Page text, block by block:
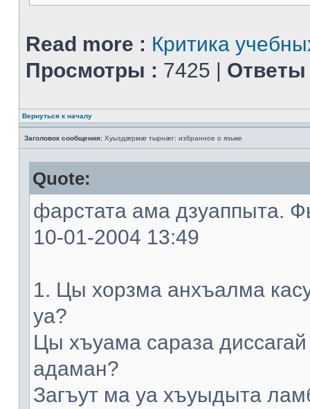
Read more : Критика
Просмотры : 7425 | Ответы
Вернуться к началу
Заголовок сообщения: Хуыздæрмæ тырнæг: избранное о языке
Quote:
фарстата ама дзуаппыта.
10-01-2004 13:49
1. Цы хорзма анхъалма
уа?
Цы хъуама сараза
адаман?
Загъут ма уа хъуыдыта